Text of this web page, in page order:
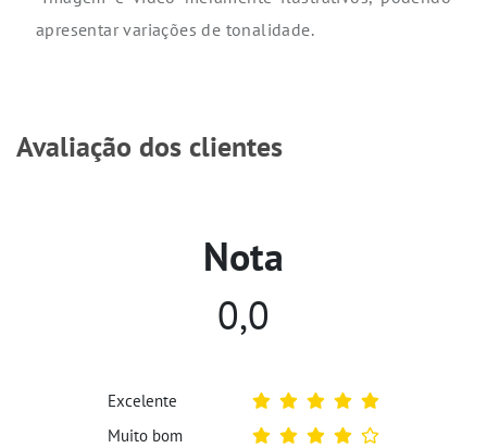
apresentar variações de tonalidade.
Avaliação dos clientes
Nota
0,0
Excelente
Muito bom